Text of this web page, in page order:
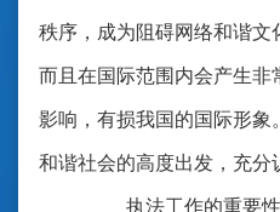
秩序，成为阻碍网络和谐文
而且在国际范围内会产生非
影响，有损我国的国际形象
和谐社会的高度出发，充分
执法工作的重